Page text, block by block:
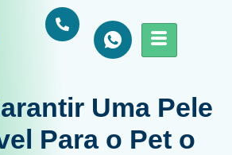
Uma Pele
Para o Pet o